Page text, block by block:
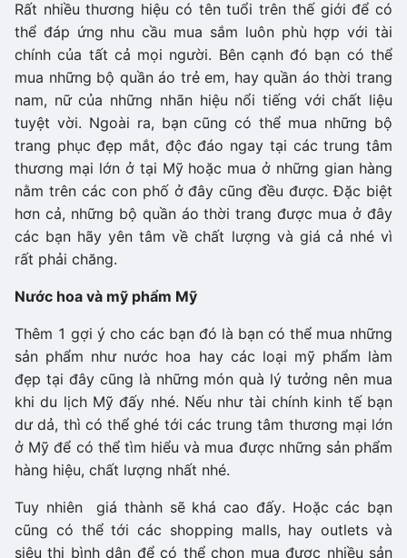
Rất nhiều thương hiệu có tên tuổi trên thế giới để có
thể đáp ứng nhu cầu mua sắm luôn phù hợp với tài
chính của tất cả mọi người. Bên cạnh đó bạn có thể
mua những bộ quần áo trẻ em, hay quần áo thời trang
nam, nữ của những nhãn hiệu nổi tiếng với chất liệu
tuyệt vời. Ngoài ra, bạn cũng có thể mua những bộ
trang phục đẹp mắt, độc đáo ngay tại các trung tâm
thương mại lớn ở tại Mỹ hoặc mua ở những gian hàng
nằm trên các con phố ở đây cũng đều được. Đặc biệt
hơn cả, những bộ quần áo thời trang được mua ở đây
các bạn hãy yên tâm về chất lượng và giá cả nhé vì
rất phải chăng.
Nước hoa và mỹ phẩm Mỹ
Thêm 1 gợi ý cho các bạn đó là bạn có thể mua những
sản phẩm như nước hoa hay các loại mỹ phẩm làm
đẹp tại đây cũng là những món quà lý tưởng nên mua
khi du lịch Mỹ đấy nhé. Nếu như tài chính kinh tế bạn
dư dả, thì có thể ghé tới các trung tâm thương mại lớn
ở Mỹ để có thể tìm hiểu và mua được những sản phẩm
hàng hiệu, chất lượng nhất nhé.
Tuy nhiên giá thành sẽ khá cao đấy. Hoặc các bạn
cũng có thể tới các shopping malls, hay outlets và
siêu thị bình dân để có thể chọn mua được nhiều sản